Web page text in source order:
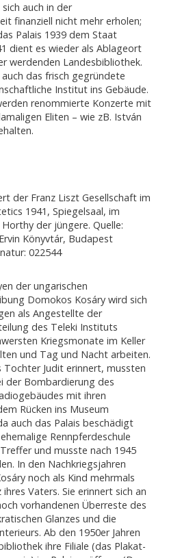
auch in der
finanziell nicht mehr erholen;
Palais 1939 dem Staat
dient es wieder als Ablageort
werdenden Landesbibliothek.
das frisch gegründete
Institut ins Gebäude.
renommierte Konzerte mit
Eliten – wie zB. István
der Franz Liszt Gesellschaft im
1941, Spiegelsaal, im
der jüngere. Quelle:
Könyvtár, Budapest
022544
der ungarischen
Domokos Kosáry wird sich
als Angestellte der
des Teleki Instituts
Kriegsmonate im Keller
und Tag und Nacht arbeiten.
Tochter Judit erinnert, mussten
der Bombardierung des
mit ihren
Rücken ins Museum
auch das Palais beschädigt
Rennpferdeschule
und musste nach 1945
In den Nachkriegsjahren
noch als Kind mehrmals
Vaters. Sie erinnert sich an
vorhandenen Überreste des
Glanzes und die
Ab den 1950er Jahren
ihre Filiale (das Plakat-